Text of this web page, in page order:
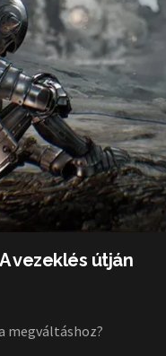
vezeklés útján
megváltáshoz?